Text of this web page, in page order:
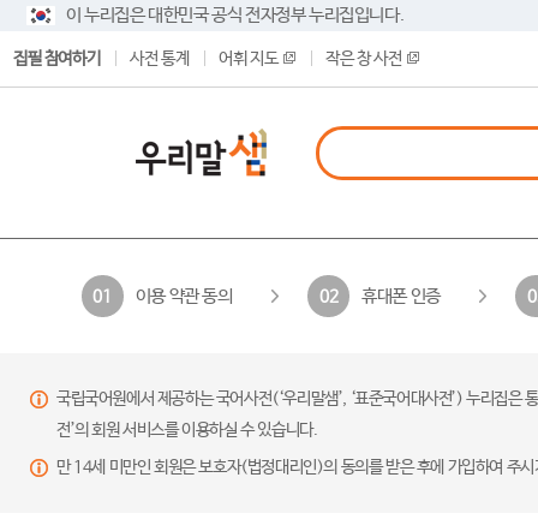
이 누리집은 대한민국 공식 전자정부 누리집입니다.
집필 참여하기 사전 통계 어휘 지도 작은 창 사전
01 이용 약관 동의 02 휴대폰 인증
국립국어원에서 제공하는 국어사전(‘우리말샘’, ‘표준국어대사전’) 누리집
전’의 회원 서비스를 이용하실 수 있습니다.
만 14세 미만인 회원은 보호자(법정대리인)의 동의를 받은 후에 가입하여 주